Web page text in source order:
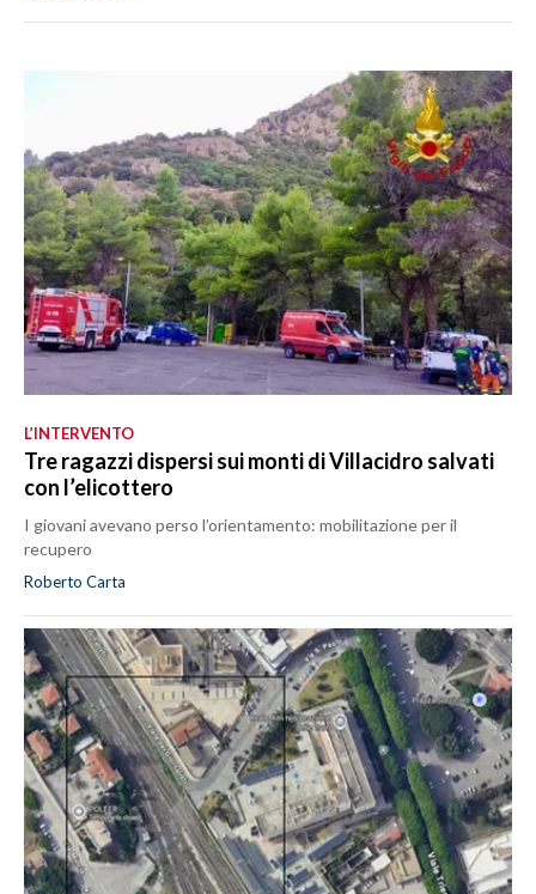
L’INTERVENTO
Tre ragazzi dispersi sui monti di Villacidro salvati
con l’elicottero
I giovani avevano perso l’orientamento: mobilitazione per il
recupero
Roberto Carta